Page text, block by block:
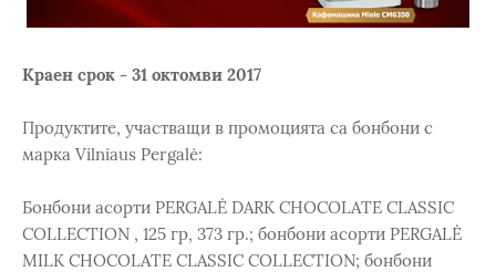
Краен срок - 31 октомви 2017
Продуктите, участващи в промоцията са бонбони с
марка Vilniaus Pergalė:
Бонбони асорти PERGALĖ DARK CHOCOLATE CLASSIC
COLLECTION , 125 гр, 373 гр.; бонбони асорти PERGALĖ
MILK CHOCOLATE CLASSIC COLLECTION; бонбони